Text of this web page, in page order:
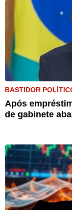
BASTIDOR
Após
de gabinete